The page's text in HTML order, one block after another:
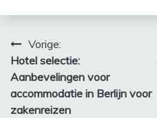
Bericht
navigatie
Vorige:
Hotel selectie:
Aanbevelingen voor
accommodatie in Berlijn voor
zakenreizen